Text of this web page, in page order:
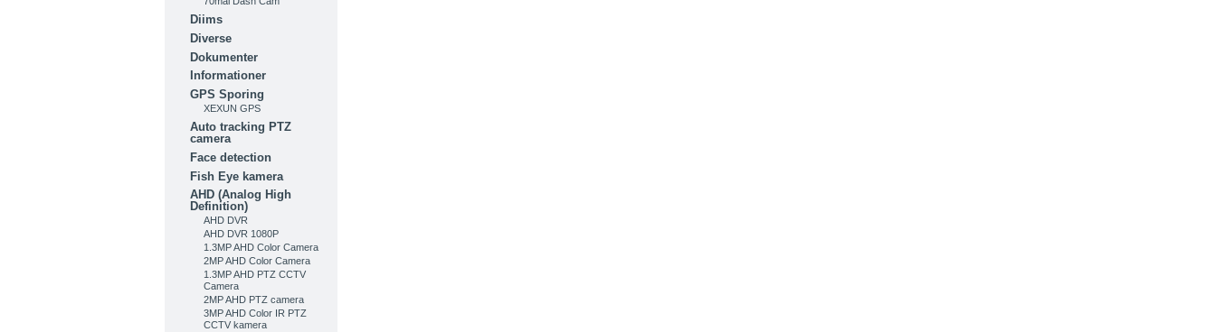
Diims
Diverse
Dokumenter
Informationer
GPS Sporing
XEXUN GPS
Auto tracking PTZ
camera
Face detection
Fish Eye kamera
AHD (Analog High
Definition)
AHD DVR
AHD DVR 1080P
1.3MP AHD Color Camera
2MP AHD Color Camera
1.3MP AHD PTZ CCTV
Camera
2MP AHD PTZ camera
3MP AHD Color IR PTZ
CCTV kamera